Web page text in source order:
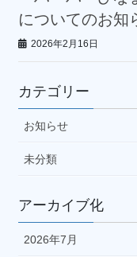
についてのお知
2026年2月16日
カテゴリー
お知らせ
未分類
アーカイブ化
2026年7月